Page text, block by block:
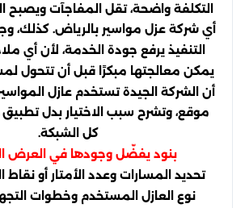
التكلفة واضحة، تقل المفاجآت ويصبح
أي شركة عزل مواسير بالرياض. كذلك،
التنفيذ يرفع جودة الخدمة، لأن أي
يمكن معالجتها مبكرًا قبل أن تتحول
أن الشركة الجيدة تستخدم عازل
موقع، وتشرح سبب الاختيار بدل
كل الشبكة.
بنود يفضّل وجودها في العرض
تحديد المسارات وعدد الأمتار أو
نوع العازل المستخدم وخطوات